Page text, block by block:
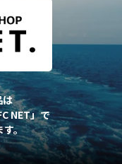
は
NET」で
す。